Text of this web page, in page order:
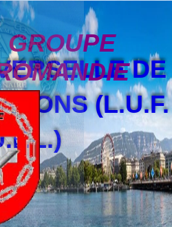
DE
(L.U.F.
GROUPE